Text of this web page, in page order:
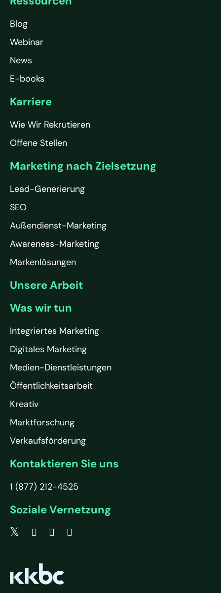
Blog
Webinar
News
E-books
Karriere
Wie Wir Rekrutieren
Offene Stellen
Marketing nach Zielsetzung
Lead-Generierung
SEO
Außendienst-Marketing
Awareness-Marketing
Markenlösungen
Unsere Arbeit
Was wir tun
Integriertes Marketing
Digitales Marketing
Medien-Dienstleistungen
Öffentlichkeitsarbeit
Kreativ
Marktforschung
Verkaufsförderung
Kontaktieren Sie uns
1 (877) 212-4525
Soziale Vernetzung